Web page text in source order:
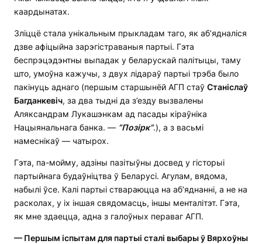
каардынатах.
Зліццё стала унікальным прыкладам таго, як аб’ядналіся
дзве афіцыйна зарэгістраваныя партыі. Гэта
беспрэцэдэнтны выпадак у беларускай палітыцы, таму
што, умоўна кажучы, з двух лідараў партыі трэба было
пакінуць аднаго (першым старшынёй АГП стаў Станіслаў
Багданкевіч, за два тыдні да з’езду вызвалены
Аляксандрам Лукашэнкам ад пасады кіраўніка
Нацыянальнага банка. — “Позірк”.), а з васьмі
намеснікаў — чатырох.
Гэта, па-мойму, адзіны пазітыўны досвед у гісторыі
партыйнага будаўніцтва ў Беларусі. Агулам, вядома,
набылі ўсе. Калі партыі ствараюцца на аб’яднанні, а не на
расколах, у іх іншая свядомасць, іншы менталітэт. Гэта,
як мне здаецца, адна з галоўных пераваг АГП.
— Першым іспытам для партыі сталі выбары ў Вярхоўны